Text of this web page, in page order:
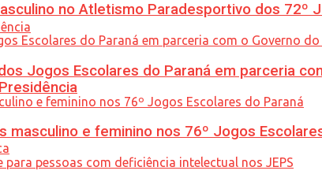
no Atletismo Paradesportivo dos 72º
Jogos Escolares do Paraná em parceria
e feminino nos 76º Jogos